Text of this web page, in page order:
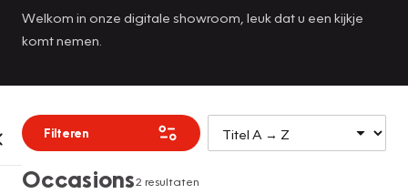
Welkom in onze digitale showroom, leuk dat u een kijkje
komt nemen.
Filteren
Occasions2 resultaten